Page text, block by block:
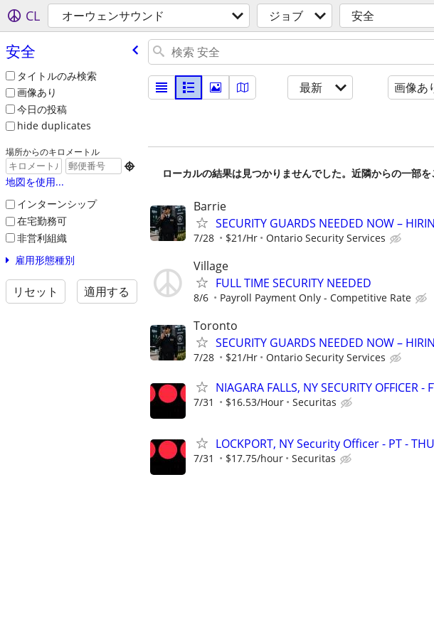
CL オーウェンサウンド ジョブ 安全
安全
タイトルのみ検索
画像あり
今日の投稿
hide duplicates
場所からのキロメートル

地図を使用...
インターンシップ
在宅勤務可
非営利組織
雇用形態種別
リセット 適用する
最新 画像あ
ローカルの結果は見つかりませんでした。近隣からの一部を
Barrie
SECURITY GUARDS NEEDED NOW –
7/28 $21/Hr Ontario Security Services
Village
FULL TIME SECURITY NEEDED
8/6 Payroll Payment Only - Competitive Rate
Toronto
SECURITY GUARDS NEEDED NOW –
7/28 $21/Hr Ontario Security Services
NIAGARA FALLS, NY SECURITY OFFICER
7/31 $16.53/Hour Securitas
LOCKPORT, NY Security Officer - PT -
7/31 $17.75/hour Securitas